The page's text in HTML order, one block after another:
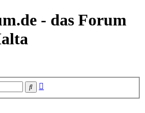
- das Forum
Suche